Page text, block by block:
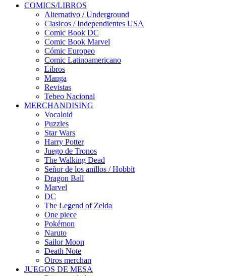
COMICS/LIBROS
Alternativo / Underground
Clasicos / Independientes USA
Comic Book DC
Comic Book Marvel
Cómic Europeo
Comic Latinoamericano
Libros
Manga
Revistas
Tebeo Nacional
MERCHANDISING
Vocaloid
Puzzles
Star Wars
Harry Potter
Juego de Tronos
The Walking Dead
Señor de los anillos / Hobbit
Dragon Ball
Marvel
DC
The Legend of Zelda
One piece
Pokémon
Naruto
Sailor Moon
Death Note
Otros merchan
JUEGOS DE MESA